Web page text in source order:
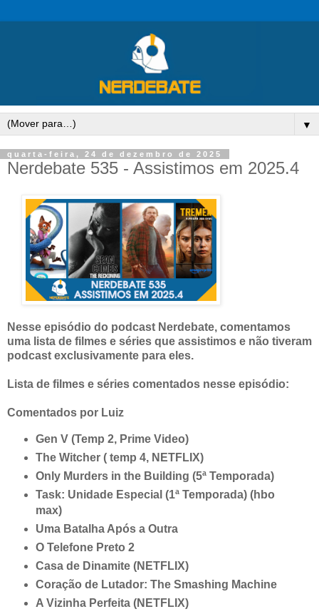
▼
quarta-feira, 24 de dezembro de 2025
Nerdebate 535 - Assistimos em 2025.4
Nesse episódio do podcast Nerdebate, comentamos
uma lista de filmes e séries que assistimos e não tiveram
podcast exclusivamente para eles.
Lista de filmes e séries comentados nesse episódio:
Comentados por Luiz
Gen V (Temp 2, Prime Video)
The Witcher( temp 4, NETFLIX)
Only Murdersin the Building (5ª Temporada)
Task: Unidade Especial (1ª Temporada) (hbo
max)
Uma Batalha Após a Outra
O Telefone Preto 2
Casa de Dinamite (NETFLIX)
Coração de Lutador: The Smashing Machine
A Vizinha Perfeita (NETFLIX)